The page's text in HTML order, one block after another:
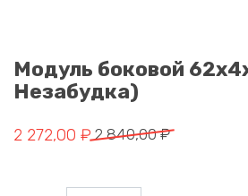
Модуль боковой
Незабудка)
2 840,00₽
Первоначальная
составляла
2 272,00 ₽
Текущая